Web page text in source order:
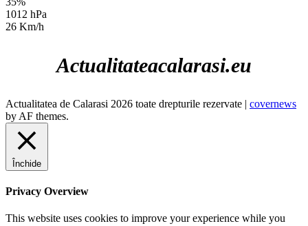
1012 hPa
26 Km/h
Actualitateacalarasi.eu
Actualitatea de Calarasi 2026 toate drepturile rezervate | covernews
by AF themes.
Închide
Privacy Overview
This website uses cookies to improve your experience while you